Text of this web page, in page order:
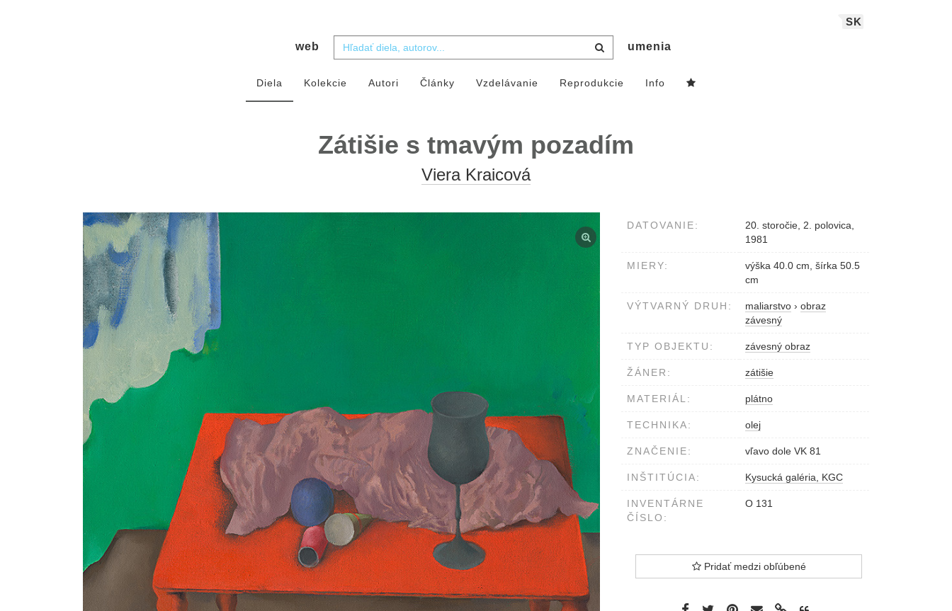
SK
web umenia
Diela Kolekcie Autori Články Vzdelávanie Reprodukcie Info
Zátišie s tmavým pozadím
Viera Kraicová
DATOVANIE:
20. storočie, 2. polovica,
1981
MIERY:
výška 40.0 cm, šírka 50.5
cm
VÝTVARNÝ DRUH: maliarstvo › obraz
závesný
TYP OBJEKTU: závesný obraz
ŽÁNER: zátišie
MATERIÁL: plátno
TECHNIKA: olej
ZNAČENIE: vľavo dole VK 81
INŠTITÚCIA: Kysucká galéria, KGC
INVENTÁRNE
ČÍSLO:
O 131
Pridať medzi obľúbené